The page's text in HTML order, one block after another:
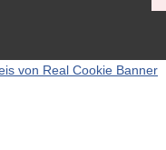
von Real Cookie Banner